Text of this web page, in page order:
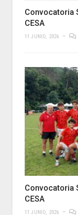
Convocatoria
CESA
11 JUNIO, 2026
Convocatoria
CESA
11 JUNIO, 2026